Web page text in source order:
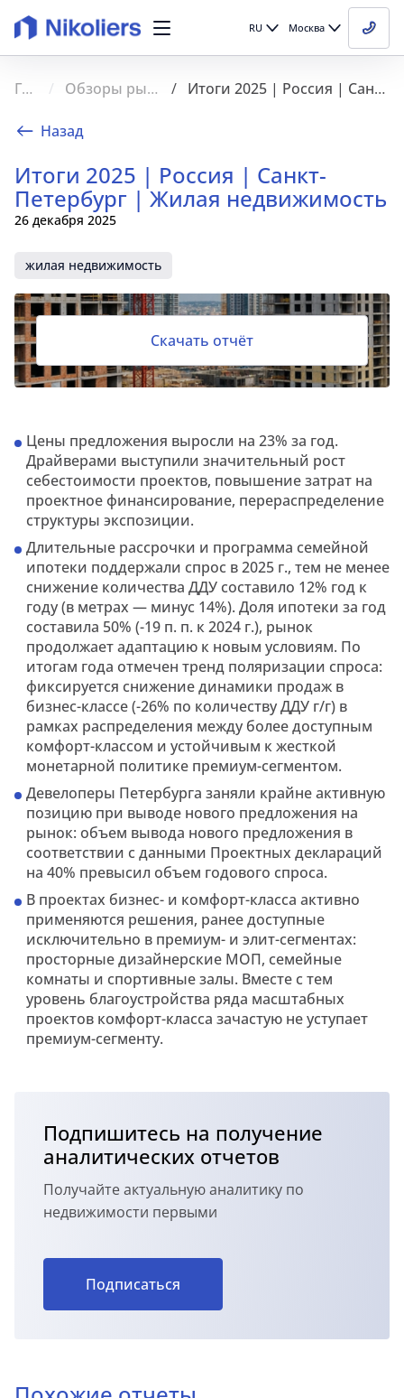
RU Москва
Главная Обзоры рынка недвижимости Итоги 2025 | Россия | Санкт-Петербург | Жилая недвижимость
Назад
Итоги 2025 | Россия | Санкт-
Петербург | Жилая недвижимость
26 декабря 2025
жилая недвижимость
Скачать отчёт
Цены предложения выросли на 23% за год.
Драйверами выступили значительный рост
себестоимости проектов, повышение затрат на
проектное финансирование, перераспределение
структуры экспозиции.
Длительные рассрочки и программа семейной
ипотеки поддержали спрос в 2025 г., тем не менее
снижение количества ДДУ составило 12% год к
году (в метрах — минус 14%). Доля ипотеки за год
составила 50% (-19 п. п. к 2024 г.), рынок
продолжает адаптацию к новым условиям. По
итогам года отмечен тренд поляризации спроса:
фиксируется снижение динамики продаж в
бизнес-классе (-26% по количеству ДДУ г/г) в
рамках распределения между более доступным
комфорт-классом и устойчивым к жесткой
монетарной политике премиум-сегментом.
Девелоперы Петербурга заняли крайне активную
позицию при выводе нового предложения на
рынок: объем вывода нового предложения в
соответствии с данными Проектных деклараций
на 40% превысил объем годового спроса.
В проектах бизнес- и комфорт-класса активно
применяются решения, ранее доступные
исключительно в премиум- и элит-сегментах:
просторные дизайнерские МОП, семейные
комнаты и спортивные залы. Вместе с тем
уровень благоустройства ряда масштабных
проектов комфорт-класса зачастую не уступает
премиум-сегменту.
Подпишитесь на получение
аналитических отчетов
Получайте актуальную аналитику по
недвижимости первыми
Подписаться